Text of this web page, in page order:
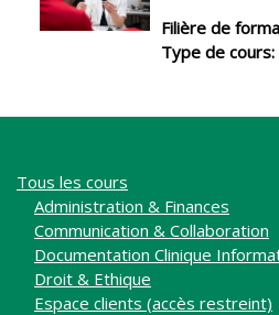
Filière de
Type de cours:
Tous les cours
Administration & Finances
Communication & Collaboration
Documentation Clinique
Droit & Ethique
Espace clients (accès restreint)